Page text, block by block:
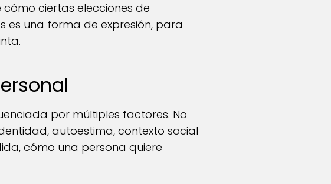
ciertas elecciones de
es una forma de expresión, para
por múltiples factores. No
autoestima, contexto social
cómo una persona quiere